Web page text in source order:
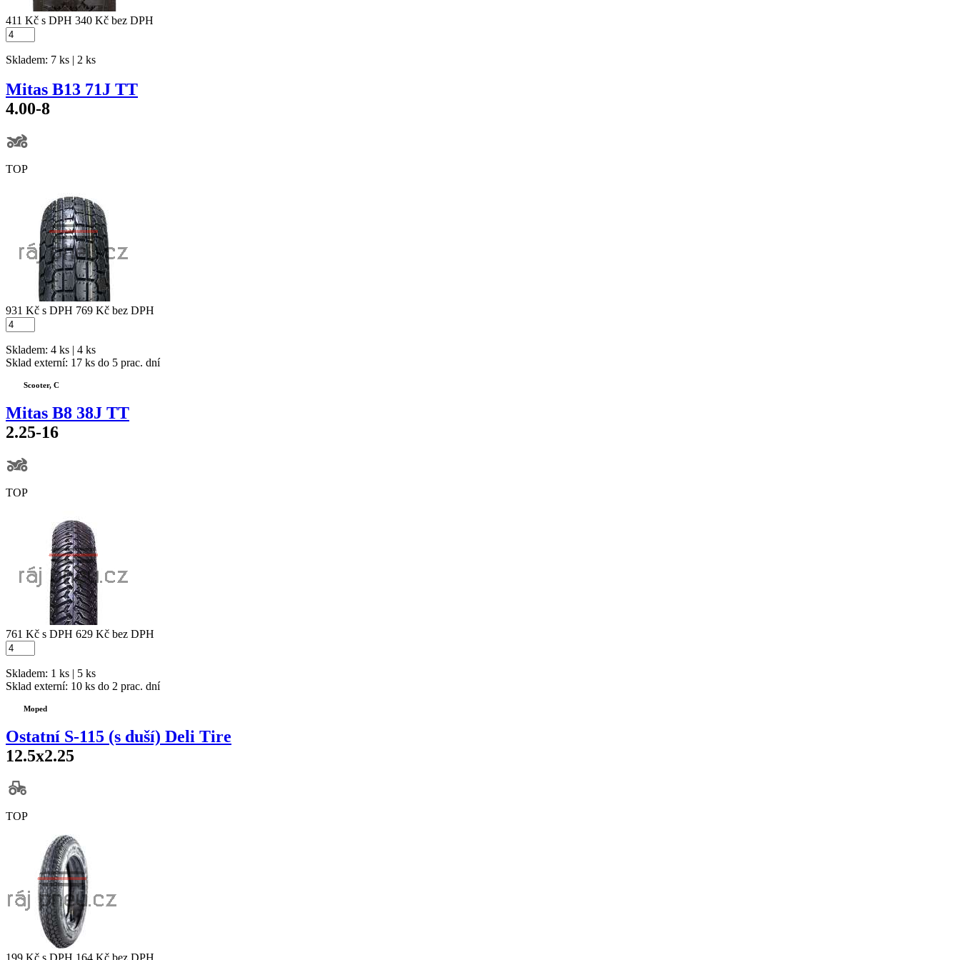
411 Kč s DPH 340 Kč bez DPH
Skladem: 7 ks | 2 ks
Mitas B13 71J TT
4.00-8
TOP
931 Kč s DPH 769 Kč bez DPH
Skladem: 4 ks | 4 ks
Sklad externí: 17 ks do 5 prac. dní
Scooter, C
Mitas B8 38J TT
2.25-16
TOP
761 Kč s DPH 629 Kč bez DPH
Skladem: 1 ks | 5 ks
Sklad externí: 10 ks do 2 prac. dní
Moped
Ostatní S-115 (s duší) Deli Tire
12.5x2.25
TOP
199 Kč s DPH 164 Kč bez DPH